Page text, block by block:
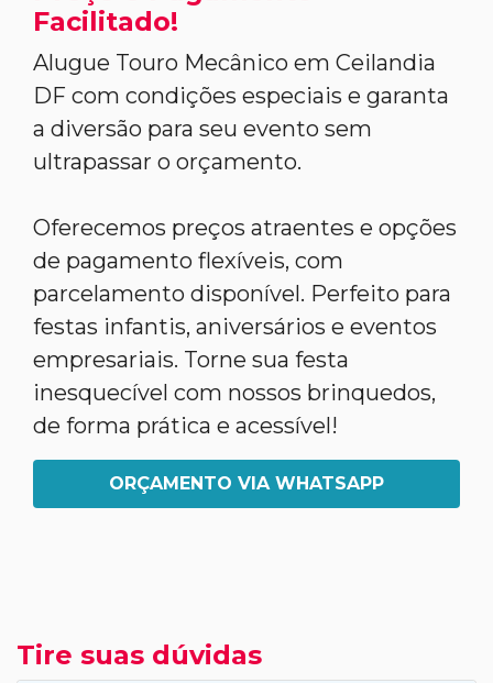
Facilitado!
Alugue Touro Mecânico em Ceilandia
DF com condições especiais e garanta
a diversão para seu evento sem
ultrapassar o orçamento.
Oferecemos preços atraentes e opções
de pagamento flexíveis, com
parcelamento disponível. Perfeito para
festas infantis, aniversários e eventos
empresariais. Torne sua festa
inesquecível com nossos brinquedos,
de forma prática e acessível!
ORÇAMENTO VIA WHATSAPP
Tire suas dúvidas